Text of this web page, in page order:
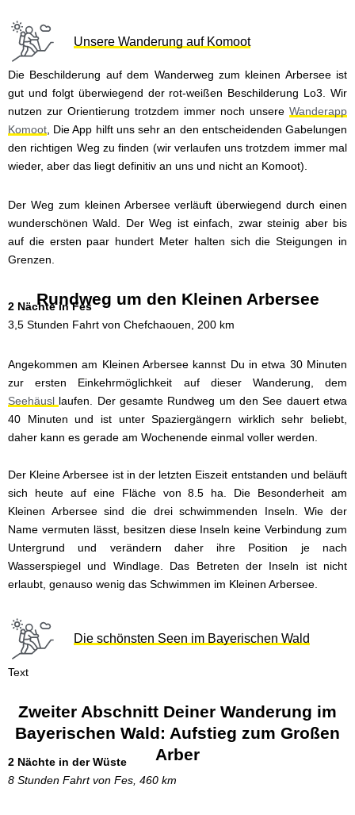
Unsere Wanderung auf Komoot
Die Beschilderung auf dem Wanderweg zum kleinen Arbersee ist
gut und folgt überwiegend der rot-weißen Beschilderung Lo3. Wir
nutzen zur Orientierung trotzdem immer noch unsere Wanderapp
Komoot , Die App hilft uns sehr an den entscheidenden Gabelungen
den richtigen Weg zu finden (wir verlaufen uns trotzdem immer mal
wieder, aber das liegt definitiv an uns und nicht an Komoot).
Der Weg zum kleinen Arbersee verläuft überwiegend durch einen
wunderschönen Wald. Der Weg ist einfach, zwar steinig aber bis
auf die ersten paar hundert Meter halten sich die Steigungen in
Grenzen.
Rundweg um den Kleinen Arbersee
2 Nächte in Fes
3,5 Stunden Fahrt von Chefchaouen, 200 km
Angekommen am Kleinen Arbersee kannst Du in etwa 30 Minuten
zur ersten Einkehrmöglichkeit auf dieser Wanderung, dem
Seehäusl laufen. Der gesamte Rundweg um den See dauert etwa
40 Minuten und ist unter Spaziergängern wirklich sehr beliebt,
daher kann es gerade am Wochenende einmal voller werden.
Der Kleine Arbersee ist in der letzten Eiszeit entstanden und beläuft
sich heute auf eine Fläche von 8.5 ha. Die Besonderheit am
Kleinen Arbersee sind die drei schwimmenden Inseln. Wie der
Name vermuten lässt, besitzen diese Inseln keine Verbindung zum
Untergrund und verändern daher ihre Position je nach
Wasserspiegel und Windlage. Das Betreten der Inseln ist nicht
erlaubt, genauso wenig das Schwimmen im Kleinen Arbersee.
Die schönsten Seen im Bayerischen Wald
Text
Zweiter Abschnitt Deiner Wanderung im
Bayerischen Wald: Aufstieg zum Großen
Arber
2 Nächte in der Wüste
8 Stunden Fahrt von Fes, 460 km